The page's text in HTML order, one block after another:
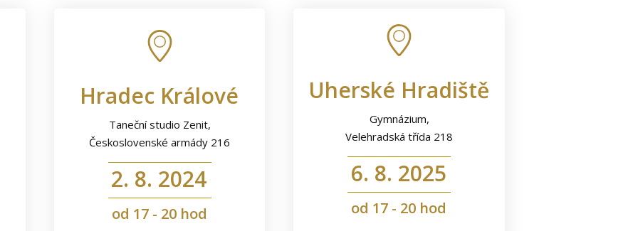
Hradec Králové
Taneční studio Zenit,
Československé armády 216
2. 8. 2024
od 17 - 20 hod
Uherské Hradiště
Gymnázium,
Velehradská třída 218
6. 8. 2025
od 17 - 20 hod